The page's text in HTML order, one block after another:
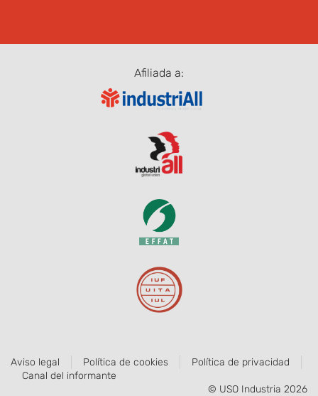
Afiliada a:
Aviso legal Política de cookies
Política de privacidad
Canal del informante
© USO Industria 2026